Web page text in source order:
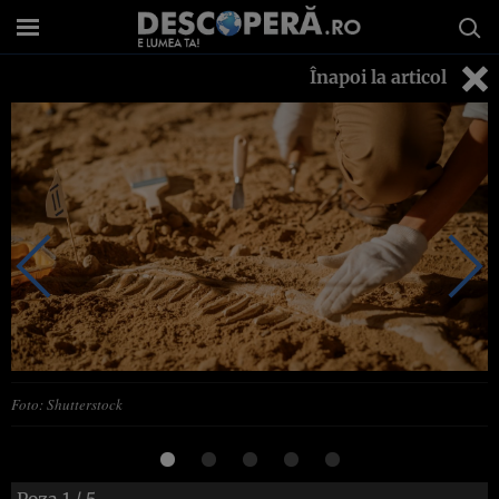
Înapoi la articol
Foto: Shutterstock